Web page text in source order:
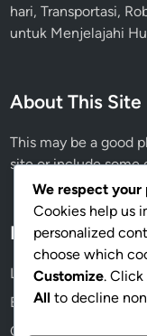
hari, Transportasi,
untuk Menjelajahi
About This Site
This may be a good
site or include some
Meta
Log in
Entries feed
Comments feed
We respect
Cookies help us
personalized
choose which
Customize. Click
All to decline